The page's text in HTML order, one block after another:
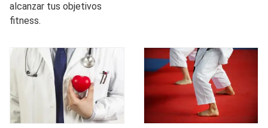
alcanzar tus objetivos
fitness.